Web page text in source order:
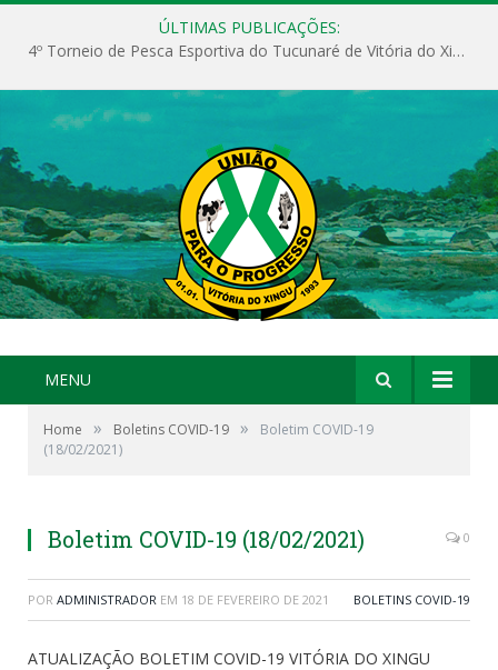
ÚLTIMAS PUBLICAÇÕES:
4º Torneio de Pesca Esportiva do Tucunaré de Vitória do Xingu
MENU
Home » Boletins COVID-19 »
Boletim COVID-19
(18/02/2021)
Boletim COVID-19 (18/02/2021) 0
POR ADMINISTRADOR EM 18 DE FEVEREIRO DE 2021 BOLETINS COVID-19
ATUALIZAÇÃO BOLETIM COVID-19 VITÓRIA DO XINGU